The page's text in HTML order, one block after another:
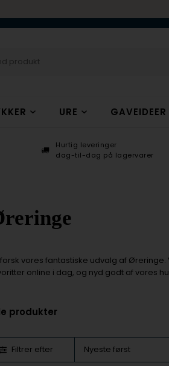
URE GAVEIDEER
Hurtig leveringer
dag-til-dag på lagervarer
vores fantastiske udvalg af
online i dag, og nyd godt af vores
produkter
Filtrer efter